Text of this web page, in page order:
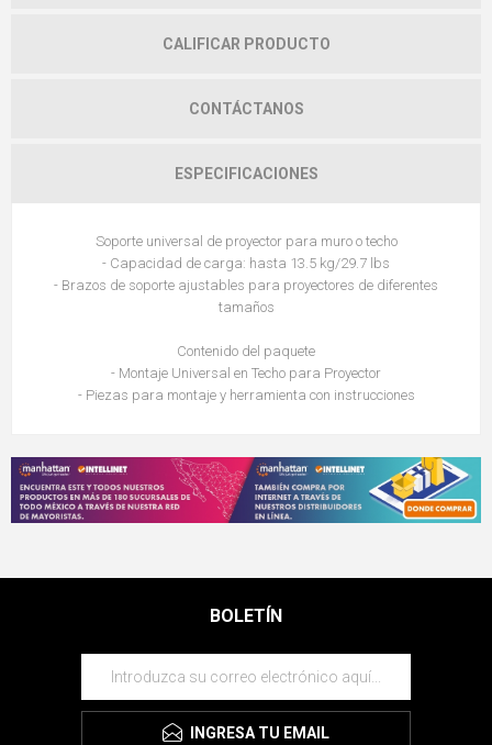
CALIFICAR PRODUCTO
CONTÁCTANOS
ESPECIFICACIONES
Soporte universal de proyector para muro o techo
- Capacidad de carga: hasta 13.5 kg/29.7 lbs
- Brazos de soporte ajustables para proyectores de diferentes
tamaños
Contenido del paquete
- Montaje Universal en Techo para Proyector
- Piezas para montaje y herramienta con instrucciones
BOLETÍN
INGRESA TU EMAIL